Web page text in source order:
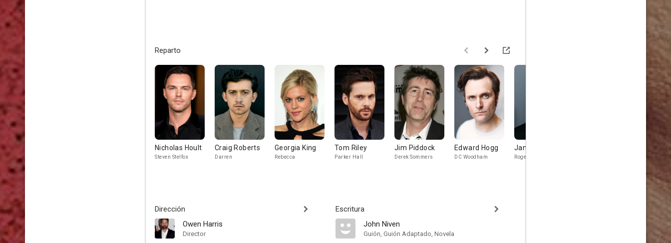
Reparto
Nicholas Hoult
Steven Stelfox
Craig Roberts
Darren
Georgia King
Rebecca
Tom Riley
Parker Hall
Jim Piddock
Derek Sommers
Edward Hogg
DC Woodham
James Corden
Roger Waters
Dustin
Dirección
Owen Harris
Director
Escritura
John Niven
Guión, Guión Adaptado, Novela